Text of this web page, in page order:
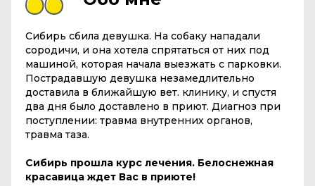
Сибирь сбила девушка. На собаку нападали
сородичи, и она хотела спрятаться от них под
машиной, которая начала выезжать с парковки.
Пострадавшую девушка незамедлительно
доставила в ближайшую вет. клинику, и спустя
два дня было доставлено в приют. Диагноз при
поступлении: травма внутренних органов,
травма таза.
Сибирь прошла курс лечения. Белоснежная
красавица ждет Вас в приюте!